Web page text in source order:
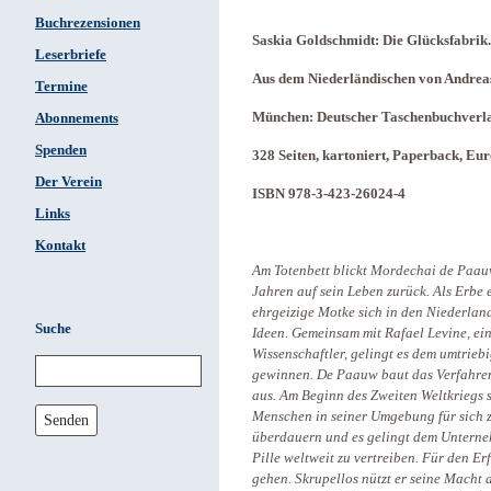
Buchrezensionen
Leserbriefe
Termine
Abonnements
Spenden
Der Verein
Links
Kontakt
Suche
Senden
Saskia Goldschmidt: Die Glücksfabrik.
Aus dem Niederländischen von
München: Deutscher
328 Seiten, kartoniert, Paperback,
ISBN 978-3-423-26024-4
Am Totenbett blickt Mordechai de
Jahren auf sein Leben zurück. Als
ehrgeizige Motke sich in den
Ideen. Gemeinsam mit Rafael Levine,
Wissenschaftler, gelingt es dem
gewinnen. De Paauw baut das
aus. Am Beginn des Zweiten
Menschen in seiner Umgebung für
überdauern und es gelingt dem
Pille weltweit zu vertreiben. Für den
gehen. Skrupellos nützt er seine